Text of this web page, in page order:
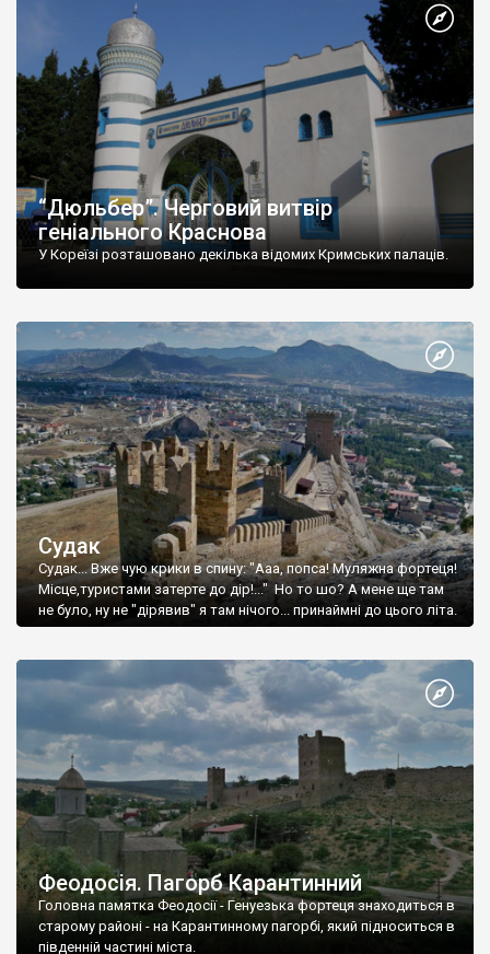
“Дюльбер”. Черговий витвір
геніального Краснова
У Кореїзі розташовано декілька відомих Кримських палаців.
Судак
Судак... Вже чую крики в спину: "Ааа, попса! Муляжна фортеця!
Місце,туристами затерте до дір!..." Но то шо? А мене ще там
не було, ну не "дірявив" я там нічого... принаймні до цього літа.
Феодосія. Пагорб Карантинний
Головна памятка Феодосії - Генуезька фортеця знаходиться в
старому районі - на Карантинному пагорбі, який підноситься в
південній частині міста.